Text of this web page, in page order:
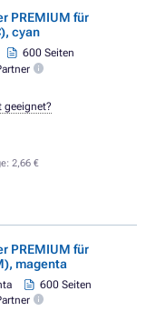
PREMIUM für
cyan
600 Seiten
2,66 €
geeignet?
PREMIUM für
magenta
600 Seiten